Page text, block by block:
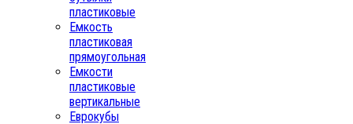
пластиковые
Емкость
пластиковая
прямоугольная
Емкости
пластиковые
вертикальные
Еврокубы